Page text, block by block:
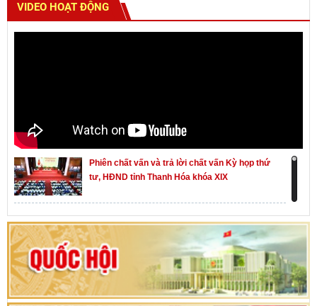
VIDEO HOẠT ĐỘNG
Phiên chất vấn và trả lời chất vấn Kỳ họp thứ
tư, HĐND tỉnh Thanh Hóa khóa XIX
Khai mạc kỳ họp thứ Nhất, Quốc hội khóa XVI
Hướng dẫn quy trình bỏ phiếu bầu cử ĐBQH
khoá XVI và đại biểu HĐND các cấp nhiệm kỳ
2026-2031